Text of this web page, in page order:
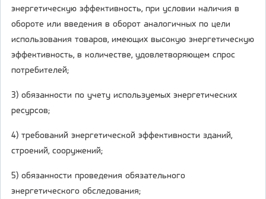
энергетическую эффективность, при условии наличия в
обороте или введения в оборот аналогичных по цели
использования товаров, имеющих высокую энергетическую
эффективность, в количестве, удовлетворяющем спрос
потребителей;
3) обязанности по учету используемых энергетических
ресурсов;
4) требований энергетической эффективности зданий,
строений, сооружений;
5) обязанности проведения обязательного
энергетического обследования;